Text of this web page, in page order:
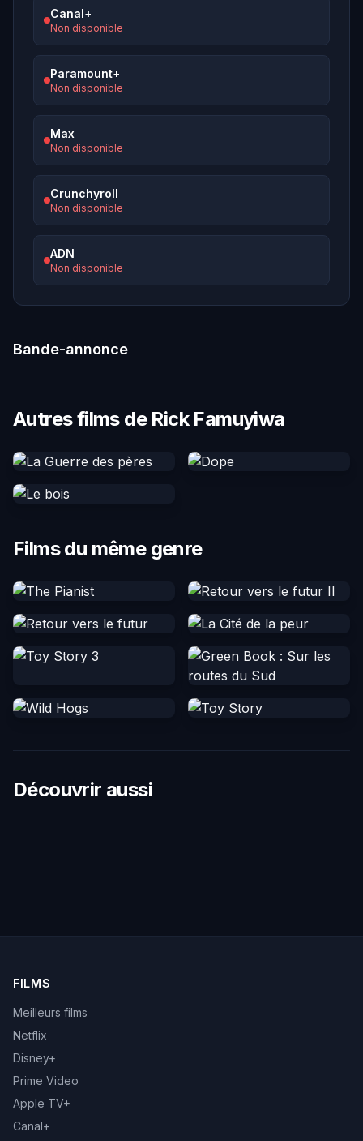
Canal+
Non disponible
Paramount+
Non disponible
Max
Non disponible
Crunchyroll
Non disponible
ADN
Non disponible
Bande-annonce
Autres films de Rick Famuyiwa
Films du même genre
Découvrir aussi
FILMS
Meilleurs films
Netflix
Disney+
Prime Video
Apple TV+
Canal+